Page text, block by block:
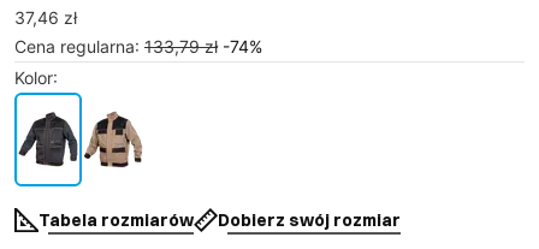
37,46 zł
Cena regularna: 133,79 zł -74%
Kolor:
Tabela rozmiarów Dobierz swój rozmiar